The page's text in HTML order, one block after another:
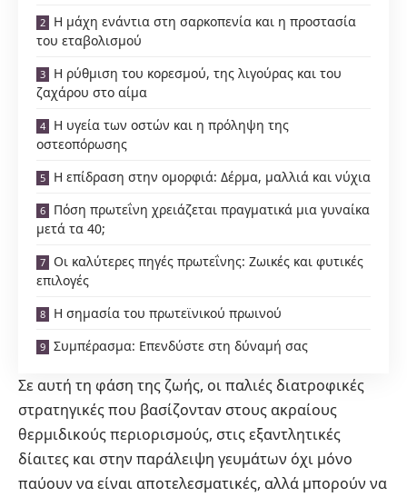
Η μάχη ενάντια στη σαρκοπενία και η προστασία
του εταβολισμού
Η ρύθμιση του κορεσμού, της λιγούρας και του
ζαχάρου στο αίμα
Η υγεία των οστών και η πρόληψη της
οστεοπόρωσης
Η επίδραση στην ομορφιά: Δέρμα, μαλλιά και νύχια
Πόση πρωτεΐνη χρειάζεται πραγματικά μια γυναίκα
μετά τα 40;
Οι καλύτερες πηγές πρωτεΐνης: Ζωικές και φυτικές
επιλογές
Η σημασία του πρωτεϊνικού πρωινού
Συμπέρασμα: Επενδύστε στη δύναμή σας
Σε αυτή τη φάση της ζωής, οι παλιές διατροφικές
στρατηγικές που βασίζονταν στους ακραίους
θερμιδικούς περιορισμούς, στις εξαντλητικές
δίαιτες και στην παράλειψη γευμάτων όχι μόνο
παύουν να είναι αποτελεσματικές, αλλά μπορούν να